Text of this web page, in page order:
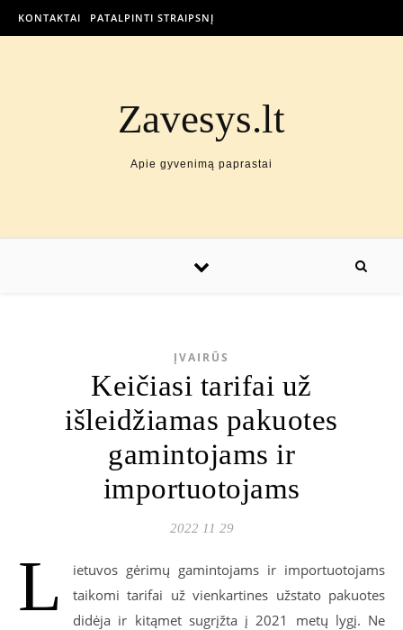
KONTAKTAI PATALPINTI STRAIPSNĮ
Zavesys.lt
Apie gyvenimą paprastai
ĮVAIRŪS
Keičiasi tarifai už
išleidžiamas pakuotes
gamintojams ir
importuotojams
2022 11 29
L
ietuvos gėrimų gamintojams ir importuotojams
taikomi tarifai už vienkartines užstato pakuotes
didėja ir kitąmet sugrįžta į 2021 metų lygį. Ne